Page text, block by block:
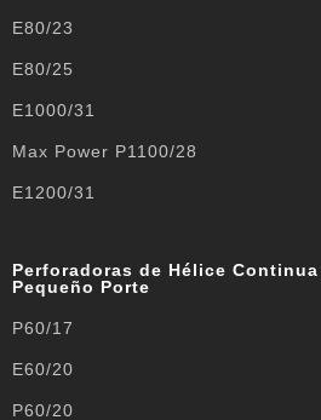
E80/23
E80/25
E1000/31
Max Power P1100/28
E1200/31
Perforadoras de Hélice Continua
Pequeño Porte
P60/17
E60/20
P60/20